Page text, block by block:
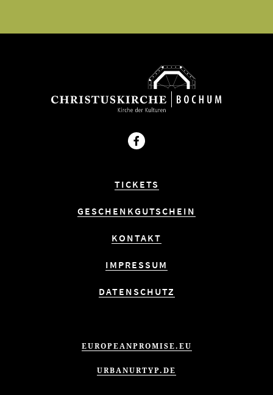
Facebook
TICKETS
GESCHENKGUTSCHEIN
KONTAKT
IMPRESSUM
DATENSCHUTZ
EUROPEANPROMISE.EU
URBANURTYP.DE